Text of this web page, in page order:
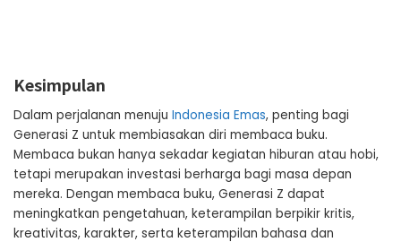
Kesimpulan
Dalam perjalanan menuju Indonesia Emas, penting bagi
Generasi Z untuk membiasakan diri membaca buku.
Membaca bukan hanya sekadar kegiatan hiburan atau hobi,
tetapi merupakan investasi berharga bagi masa depan
mereka. Dengan membaca buku, Generasi Z dapat
meningkatkan pengetahuan, keterampilan berpikir kritis,
kreativitas, karakter, serta keterampilan bahasa dan